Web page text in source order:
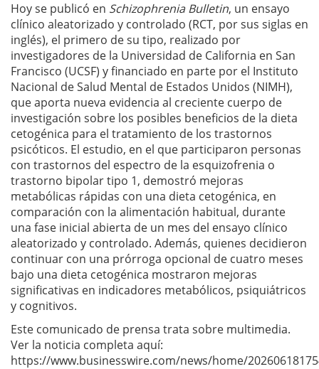
Hoy se publicó en Schizophrenia Bulletin, un ensayo
clínico aleatorizado y controlado (RCT, por sus siglas en
inglés), el primero de su tipo, realizado por
investigadores de la Universidad de California en San
Francisco (UCSF) y financiado en parte por el Instituto
Nacional de Salud Mental de Estados Unidos (NIMH),
que aporta nueva evidencia al creciente cuerpo de
investigación sobre los posibles beneficios de la dieta
cetogénica para el tratamiento de los trastornos
psicóticos. El estudio, en el que participaron personas
con trastornos del espectro de la esquizofrenia o
trastorno bipolar tipo 1, demostró mejoras
metabólicas rápidas con una dieta cetogénica, en
comparación con la alimentación habitual, durante
una fase inicial abierta de un mes del ensayo clínico
aleatorizado y controlado. Además, quienes decidieron
continuar con una prórroga opcional de cuatro meses
bajo una dieta cetogénica mostraron mejoras
significativas en indicadores metabólicos, psiquiátricos
y cognitivos.
Este comunicado de prensa trata sobre multimedia.
Ver la noticia completa aquí:
https://www.businesswire.com/news/home/